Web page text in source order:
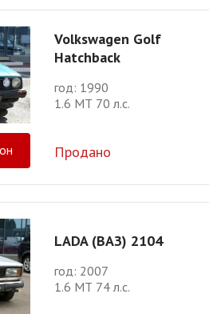
Volkswagen Golf
Hatchback
год: 1990
1.6 МТ 70 л.с.
Продано
LADA (ВАЗ) 2104
год: 2007
1.6 МТ 74 л.с.